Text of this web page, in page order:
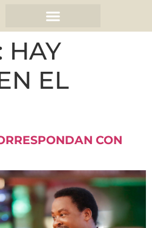
HAY
EL
CON